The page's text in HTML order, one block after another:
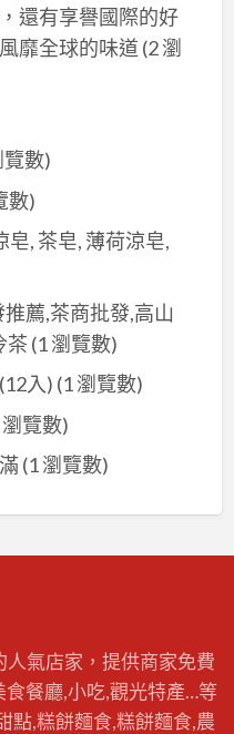
還有享譽國際的好
靡全球的味道 (2 瀏
覽數)
數)
, 茶皂, 薄荷涼皂,
薦,茶商批發,高山
茶 (1 瀏覽數)
入) (1 瀏覽數)
瀏覽數)
(1 瀏覽數)
氣店家，提供商家免費
餐廳,小吃,觀光特產…等
點,糕餅麵食,糕餅麵食,農